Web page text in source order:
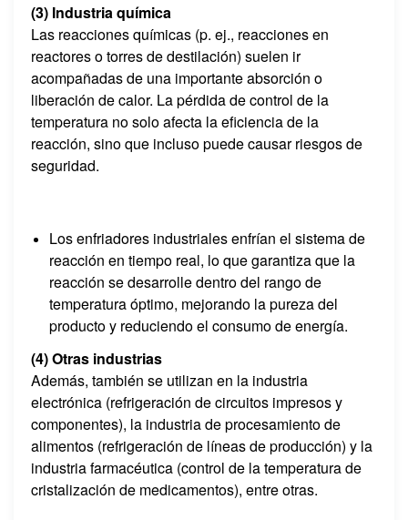
(3) Industria química
Las reacciones químicas (p. ej., reacciones en
reactores o torres de destilación) suelen ir
acompañadas de una importante absorción o
liberación de calor. La pérdida de control de la
temperatura no solo afecta la eficiencia de la
reacción, sino que incluso puede causar riesgos de
seguridad.
Los enfriadores industriales enfrían el sistema de
reacción en tiempo real, lo que garantiza que la
reacción se desarrolle dentro del rango de
temperatura óptimo, mejorando la pureza del
producto y reduciendo el consumo de energía.
(4) Otras industrias
Además, también se utilizan en la industria
electrónica (refrigeración de circuitos impresos y
componentes), la industria de procesamiento de
alimentos (refrigeración de líneas de producción) y la
industria farmacéutica (control de la temperatura de
cristalización de medicamentos), entre otras.